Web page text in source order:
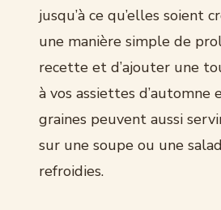
jusqu’à ce qu’elles soient
une manière simple de
recette et d’ajouter une
à vos assiettes d’automne
graines peuvent aussi
sur une soupe ou une
refroidies.